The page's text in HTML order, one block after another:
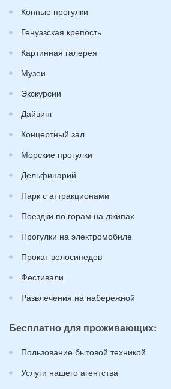
Конные прогулки
Генуэзская крепость
Картинная галерея
Музеи
Экскурсии
Дайвинг
Концертный зал
Морские прогулки
Дельфинарий
Парк с аттракционами
Поездки по горам на джипах
Прогулки на электромобиле
Прокат велосипедов
Фестивали
Развлечения на набережной
Бесплатно для проживающих:
Пользование бытовой техникой
Услуги нашего агентства